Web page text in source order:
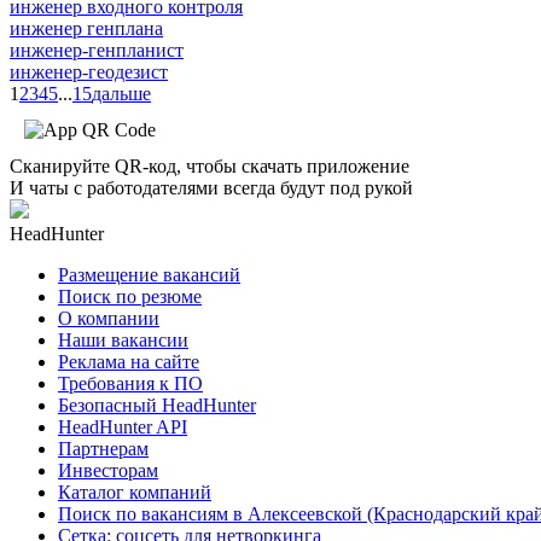
инженер входного контроля
инженер генплана
инженер-генпланист
инженер-геодезист
1 2345...15дальше
Сканируйте QR-код, чтобы скачать приложение
И чаты с работодателями всегда будут под рукой
HeadHunter
Размещение вакансий
Поиск по резюме
О компании
Наши вакансии
Реклама на сайте
Требования к ПО
Безопасный HeadHunter
HeadHunter API
Партнерам
Инвесторам
Каталог компаний
Поиск по вакансиям в Алексеевской (Краснодарский
Сетка: соцсеть для нетворкинга